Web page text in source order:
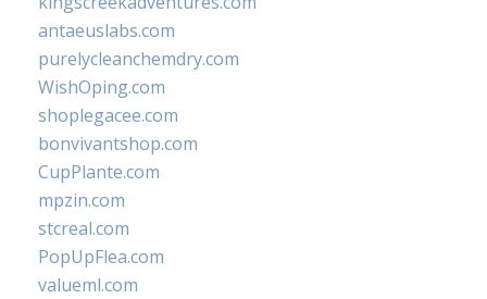
antaeuslabs.com
purelycleanchemdry.com
WishOping.com
shoplegacee.com
bonvivantshop.com
CupPlante.com
mpzin.com
stcreal.com
PopUpFlea.com
valueml.com